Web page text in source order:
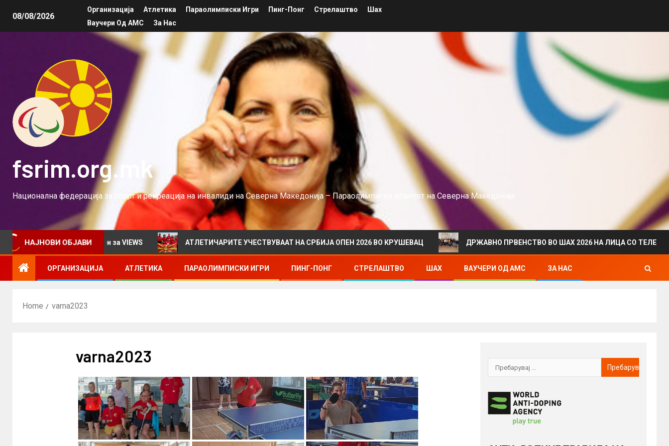
08/08/2026
Организација Атлетика Параолимписки Игри Пинг-Понг Стрелаштво
Шах
Ваучери Од АМС
За Нас
fsrim.org.mk
Национална федерација за спорт и рекреација на инвалиди на Северна Македонија – Параолимписко комитет на Северна Македонија
НАЈНОВИ ОБЈАВИ
информативен билтен за VIEWS АТЛЕТИЧАРИТЕ УЧЕСТВУВААТ НА СРБИЈА ОПЕН 2026 ВО КРУШЕВАЦ ДРЖАВНО ПРВЕНСТВО ВО ШАХ 2026 НА ЛИЦА СО ТЕЛЕСЕН
ОРГАНИЗАЦИЈА АТЛЕТИКА ПАРАОЛИМПИСКИ ИГРИ ПИНГ-ПОНГ СТРЕЛАШТВО ШАХ ВАУЧЕРИ ОД АМС ЗА НАС
Home varna2023
varna2023